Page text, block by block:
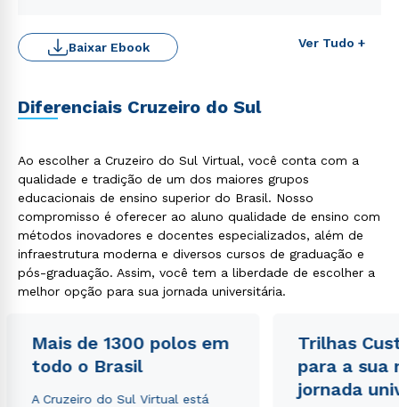
Ver Tudo +
Baixar Ebook
Diferenciais Cruzeiro do Sul
Ao escolher a Cruzeiro do Sul Virtual, você conta com a
qualidade e tradição de um dos maiores grupos
educacionais de ensino superior do Brasil. Nosso
compromisso é oferecer ao aluno qualidade de ensino com
métodos inovadores e docentes especializados, além de
infraestrutura moderna e diversos cursos de graduação e
pós-graduação. Assim, você tem a liberdade de escolher a
melhor opção para sua jornada universitária.
Mais de 1300 polos em
todo o Brasil
A Cruzeiro do Sul Virtual está
Trilhas
para a sua
jornada
WhatsApp
ou
autorizo que meus dados sejam utilizados para o
envio de conteúdos da Cruzeiro do Sul.